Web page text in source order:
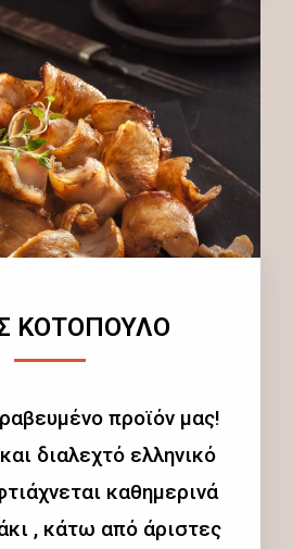
ΚΟΤΟΠΟΥΛΟ
προϊόν μας!
διαλεχτό ελληνικό
καθημερινά
, κάτω από άριστες